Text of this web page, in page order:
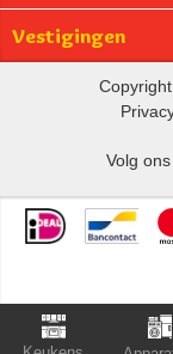
Vestigingen
Volg